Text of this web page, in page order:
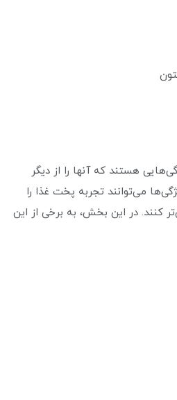
هستند که آنها را از دیگر
می‌توانند تجربه پخت غذا را
کنند. در این بخش، به برخی از این